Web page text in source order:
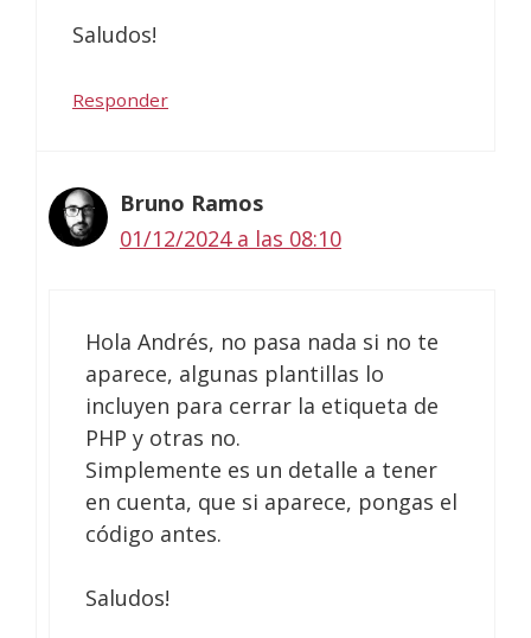
Saludos!
Responder
Bruno Ramos
01/12/2024 a las 08:10
Hola Andrés, no pasa nada si no te
aparece, algunas plantillas lo
incluyen para cerrar la etiqueta de
PHP y otras no.
Simplemente es un detalle a tener
en cuenta, que si aparece, pongas el
código antes.
Saludos!